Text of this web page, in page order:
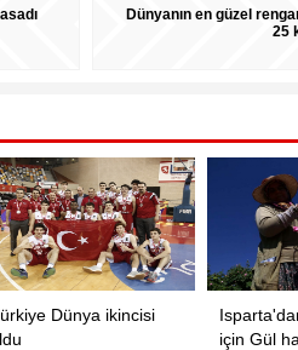
Dünyanın en güzel
25
Dünya ikincisi
için Gül
Ali Çelik,
Kağızman'dan Bir
3.08.2016